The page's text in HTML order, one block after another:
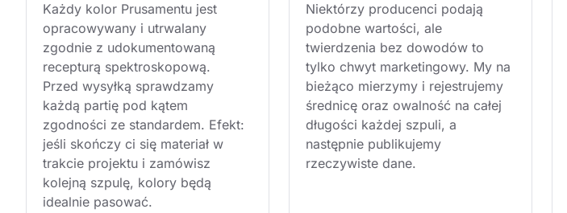
Każdy kolor Prusamentu jest
opracowywany i utrwalany
zgodnie z udokumentowaną
recepturą spektroskopową.
Przed wysyłką sprawdzamy
każdą partię pod kątem
zgodności ze standardem. Efekt:
jeśli skończy ci się materiał w
trakcie projektu i zamówisz
kolejną szpulę, kolory będą
idealnie pasować.
Niektórzy producenci podają
podobne wartości, ale
twierdzenia bez dowodów to
tylko chwyt marketingowy. My na
bieżąco mierzymy i rejestrujemy
średnicę oraz owalność na całej
długości każdej szpuli, a
następnie publikujemy
rzeczywiste dane.